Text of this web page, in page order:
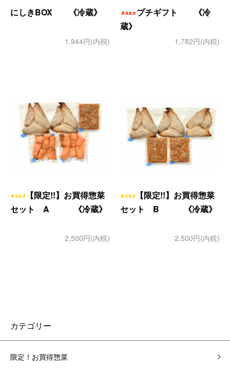
にしきBOX 《冷蔵》
1,944円(内税)
プチギフト 《冷
蔵》
1,782円(内税)
【限定!!】お買得惣菜
セット A 《冷蔵》
2,500円(内税)
【限定!!】お買得惣菜
セット B 《冷蔵》
2,500円(内税)
カテゴリー
限定！お買得惣菜